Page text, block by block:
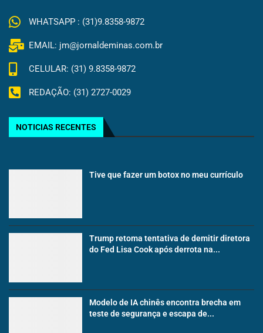
WHATSAPP : (31)9.8358-9872
EMAIL: jm@jornaldeminas.com.br
CELULAR: (31) 9.8358-9872
REDAÇÃO: (31) 2727-0029
NOTICIAS RECENTES
Tive que fazer um botox no meu currículo
Trump retoma tentativa de demitir diretora
do Fed Lisa Cook após derrota na...
Modelo de IA chinês encontra brecha em
teste de segurança e escapa de...